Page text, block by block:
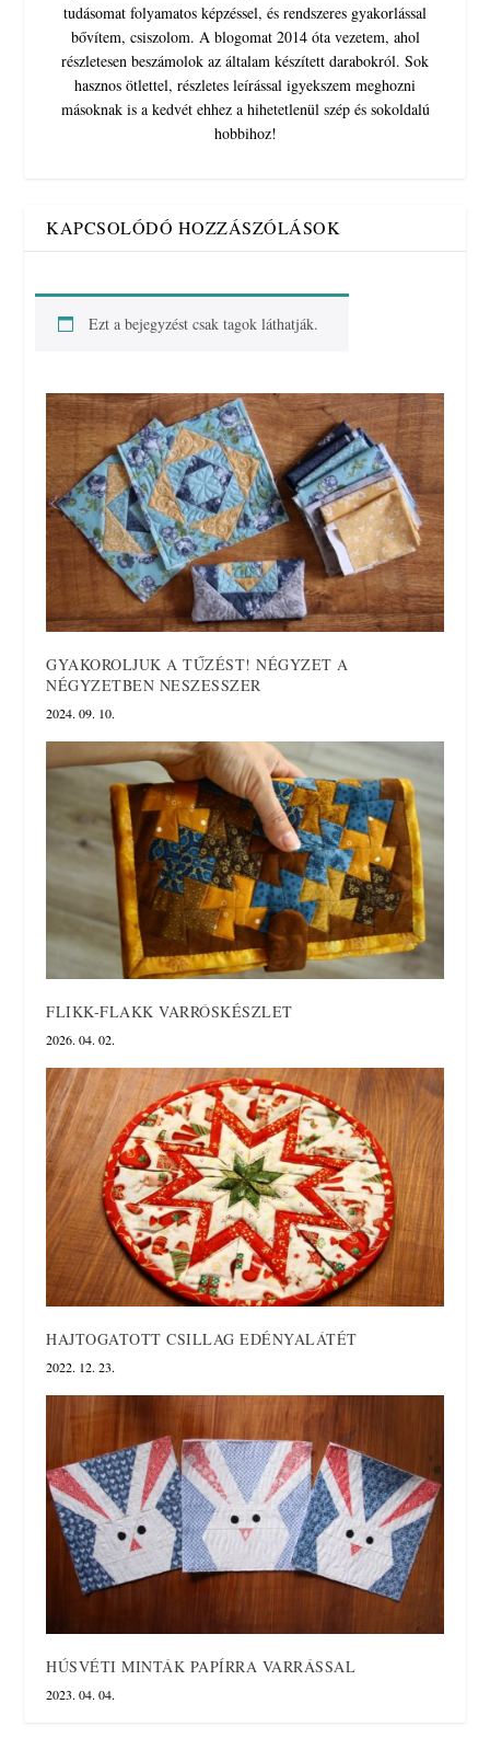
tudásomat folyamatos képzéssel, és rendszeres gyakorlással
bővítem, csiszolom. A blogomat 2014 óta vezetem, ahol
részletesen beszámolok az általam készített darabokról. Sok
hasznos ötlettel, részletes leírással igyekszem meghozni
másoknak is a kedvét ehhez a hihetetlenül szép és sokoldalú
hobbihoz!
KAPCSOLÓDÓ HOZZÁSZÓLÁSOK
Ezt a bejegyzést csak tagok láthatják.
GYAKOROLJUK A TŰZÉST! NÉGYZET A
NÉGYZETBEN NESZESSZER
2024. 09. 10.
FLIKK-FLAKK VARRÓSKÉSZLET
2026. 04. 02.
HAJTOGATOTT CSILLAG EDÉNYALÁTÉT
2022. 12. 23.
HÚSVÉTI MINTÁK PAPÍRRA VARRÁSSAL
2023. 04. 04.